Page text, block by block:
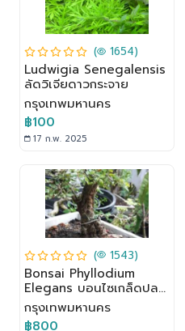
( 1654)
Ludwigia Senegalensis
ลัดวิเจียดาวกระจาย
กรุงเทพมหานคร
฿100
17 ก.พ. 2025
( 1543)
Bonsai Phyllodium
Elegans บอนไซเกล็ดปลา
หมอ
กรุงเทพมหานคร
฿800